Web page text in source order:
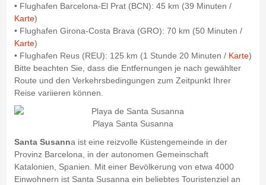
• Flughafen Barcelona-El Prat (BCN): 45 km (39 Minuten /
Karte)
• Flughafen Girona-Costa Brava (GRO): 70 km (50 Minuten /
Karte)
• Flughafen Reus (REU): 125 km (1 Stunde 20 Minuten / Karte)
Bitte beachten Sie, dass die Entfernungen je nach gewählter
Route und den Verkehrsbedingungen zum Zeitpunkt Ihrer
Reise variieren können.
Playa Santa Susanna
Santa Susanna ist eine reizvolle Küstengemeinde in der
Provinz Barcelona, in der autonomen Gemeinschaft
Katalonien, Spanien. Mit einer Bevölkerung von etwa 4000
Einwohnern ist Santa Susanna ein beliebtes Touristenziel an